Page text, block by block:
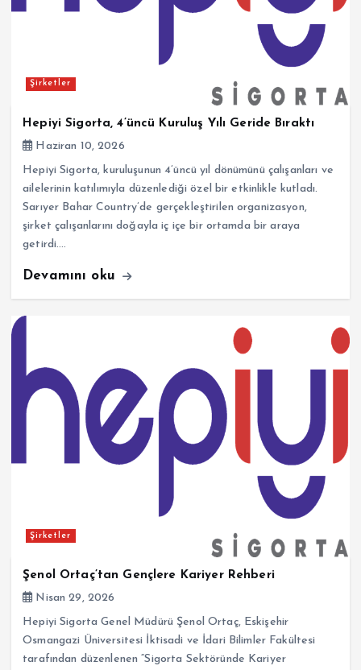
Şirketler
Hepiyi Sigorta, 4’üncü Kuruluş Yılı Geride Bıraktı
Haziran 10, 2026
Hepiyi Sigorta, kuruluşunun 4’üncü yıl dönümünü çalışanları ve
ailelerinin katılımıyla düzenlediği özel bir etkinlikle kutladı.
Sarıyer Bahar Country’de gerçekleştirilen organizasyon,
şirket çalışanlarını doğayla iç içe bir ortamda bir araya
getirdi.…
Devamını oku
Şirketler
Şenol Ortaç’tan Gençlere Kariyer Rehberi
Nisan 29, 2026
Hepiyi Sigorta Genel Müdürü Şenol Ortaç, Eskişehir
Osmangazi Üniversitesi İktisadi ve İdari Bilimler Fakültesi
tarafından düzenlenen “Sigorta Sektöründe Kariyer